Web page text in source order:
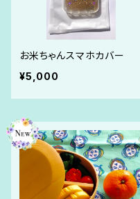
お米ちゃんスマホカバー
¥5,000